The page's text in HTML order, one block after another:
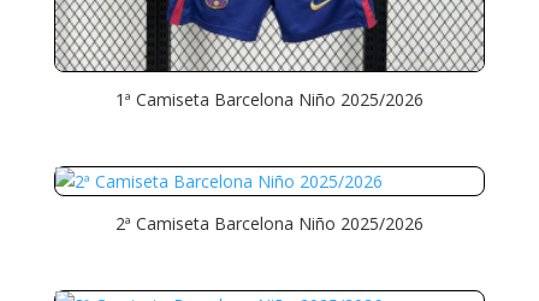
1ª Camiseta Barcelona Niño 2025/2026
2ª Camiseta Barcelona Niño 2025/2026